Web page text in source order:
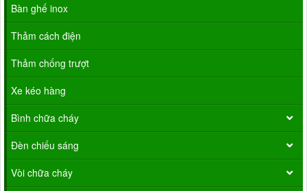
Bàn ghế inox
Thảm cách điện
Thảm chống trượt
Xe kéo hàng
Bình chữa cháy
Đèn chiếu sáng
Vòi chữa cháy